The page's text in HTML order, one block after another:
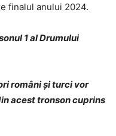
finalul anului 2024.
1 al Drumului
români și turci vor
acest tronson cuprins